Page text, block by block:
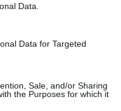
Data.
Data for Targeted
Sale, and/or Sharing
the Purposes for which it